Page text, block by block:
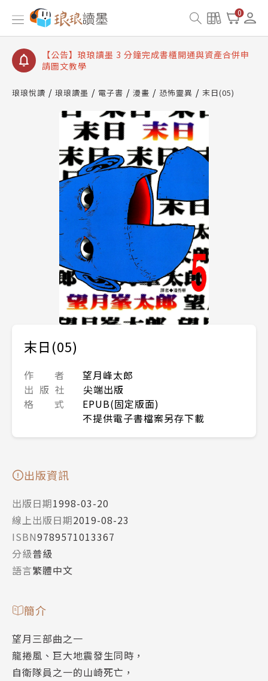
0
【公告】琅琅讀墨數位閱讀資產合併與書櫃開通申請
【公告】琅琅讀墨書櫃開通常見問題
【公告】琅琅讀墨 3 分鐘完成書櫃開通與資產合併申
請圖文教學
查詢
【公告】琅琅讀墨數位閱讀資產合併與書櫃開通申請
琅琅悅讀 琅琅讀墨 電子書 漫畫 恐怖靈異 末日(05)
末日(05)
作 者
望月峰太郎
出 版 社
尖端出版
格 式
EPUB(固定版面)
不提供電子書檔案另存下載
出版資訊
出版日期1998-03-20
線上出版日期2019-08-23
ISBN9789571013367
分級普級
語言繁體中文
簡介
望月三部曲之一
龍捲風、巨大地震發生同時，
自衛隊員之一的山崎死亡，